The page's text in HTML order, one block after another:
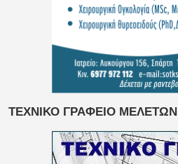
ΤΕΧΝΙΚΟ ΓΡΑΦΕΙΟ ΜΕΛΕΤΩΝ